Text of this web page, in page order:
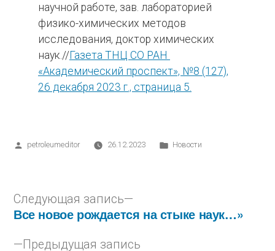
научной работе, зав. лабораторией
физико-химических методов
исследования, доктор химических
наук.//Газета ТНЦ СО РАН
«Академический проспект», №8 (127),
26 декабря 2023 г., страница 5.
petroleumeditor 26.12.2023 Новости
Предыдущая запись
Следующая запись
Все новое рождается на стыке наук…»